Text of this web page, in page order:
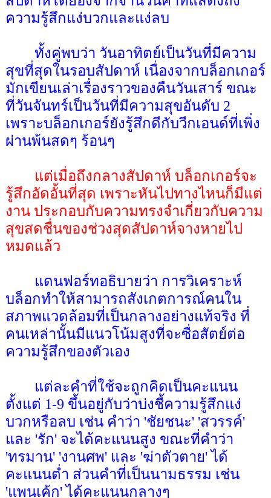
ความรู้สึกแง่บวกและแง่ลบ
ทั้งคู่พบว่า วันอาทิตย์เป็นวันที่มีความ
สุขที่สุดในรอบสัปดาห์ เนื่องจากบล็อกเกอร์
มักเขียนเล่าเรื่องราวของคืนวันเสาร์ ขณะ
ที่วันจันทร์เป็นวันที่มีความสุขอันดับ 2
เพราะบล็อกเกอร์ยังรู้สึกดีกับวีกเอนด์ที่เพิ่ง
ผ่านพ้นสดๆ ร้อนๆ
แต่เมื่อถึงกลางสัปดาห์ บล็อกเกอร์จะ
รู้สึกอัดอั้นที่สุด เพราะหันไปทางไหนก็มีแต่
งาน ประกอบกับความทรงจำเกี่ยวกับความ
สุขสดชื่นของช่วงสุดสัปดาห์จางหายไป
หมดแล้ว
แดนฟอร์ทอธิบายว่า การวิเคราะห์
บล็อกทำให้สามารถสังเกตการณ์คนใน
สภาพแวดล้อมที่เป็นกลางอย่างแท้จริง ที่
คนเหล่านั้นมีแนวโน้มสูงที่จะซื่อสัตย์ต่อ
ความรู้สึกของตัวเอง
แต่ละคำที่ใช้จะถูกคิดเป็นคะแนน
ตั้งแต่ 1-9 ขึ้นอยู่กับว่าบ่งชี้ความรู้สึกแง่
บวกหรือลบ เช่น คำว่า 'ชัยชนะ' 'สวรรค์'
และ 'รัก' จะได้คะแนนสูง ขณะที่คำว่า
'ทรมาน' 'งานศพ' และ 'ฆ่าตัวตาย' ได้
คะแนนต่ำ ส่วนคำที่เป็นนามธรรม เช่น
'แพนเค้ก' ได้คะแนนกลางๆ